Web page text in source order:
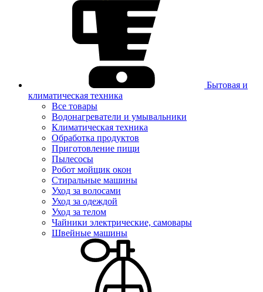
Бытовая и
климатическая техника
Все товары
Водонагреватели и умывальники
Климатическая техника
Обработка продуктов
Приготовление пищи
Пылесосы
Робот мойщик окон
Стиральные машины
Уход за волосами
Уход за одеждой
Уход за телом
Чайники электрические, самовары
Швейные машины